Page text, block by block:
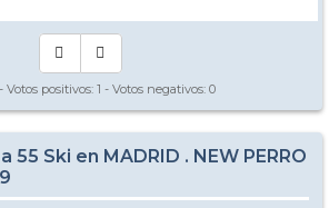
- Votos positivos: 1 - Votos negativos: 0
55 Ski en MADRID . NEW PERRO